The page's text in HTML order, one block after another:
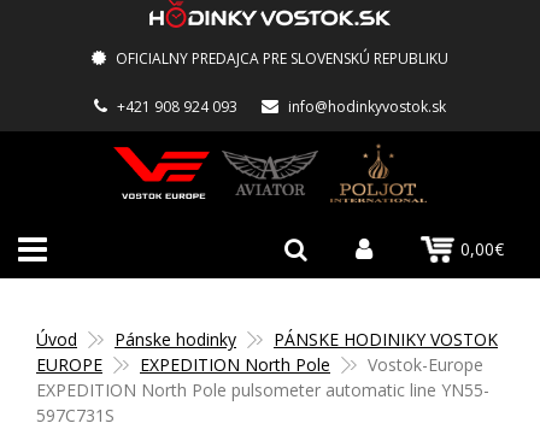
OFICIALNY PREDAJCA PRE SLOVENSKÚ REPUBLIKU
+421 908 924 093 info@hodinkyvostok.sk
0,00€
Úvod Pánske hodinky
PÁNSKE HODINIKY VOSTOK
EUROPE
EXPEDITION North Pole
Vostok-Europe
EXPEDITION North Pole pulsometer automatic line YN55-
597C731S